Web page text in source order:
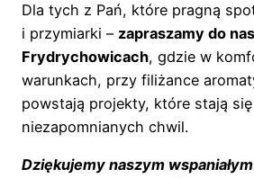
Dla tych z Pań, które pragną
i przymiarki – zapraszamy do
Frydrychowicach, gdzie w
warunkach, przy filiżance
powstają projekty, które stają
niezapomnianych chwil.
Dziękujemy naszym